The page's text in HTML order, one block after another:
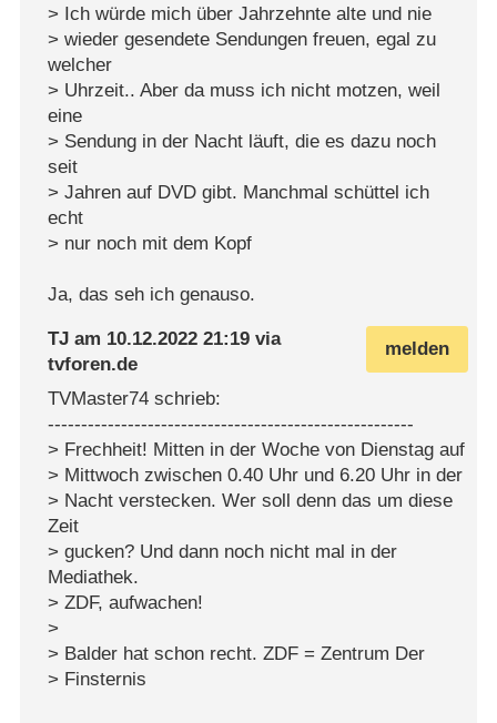
> Ich würde mich über Jahrzehnte alte und nie
> wieder gesendete Sendungen freuen, egal zu
welcher
> Uhrzeit.. Aber da muss ich nicht motzen, weil
eine
> Sendung in der Nacht läuft, die es dazu noch
seit
> Jahren auf DVD gibt. Manchmal schüttel ich
echt
> nur noch mit dem Kopf
Ja, das seh ich genauso.
melden
TJ am 10.12.2022 21:19 via
tvforen.de
TVMaster74 schrieb:
-------------------------------------------------------
> Frechheit! Mitten in der Woche von Dienstag auf
> Mittwoch zwischen 0.40 Uhr und 6.20 Uhr in der
> Nacht verstecken. Wer soll denn das um diese
Zeit
> gucken? Und dann noch nicht mal in der
Mediathek.
> ZDF, aufwachen!
>
> Balder hat schon recht. ZDF = Zentrum Der
> Finsternis